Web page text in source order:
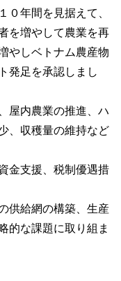
０年間を見据えて、
を増やして農業を再
やしベトナム農産物
発足を承認しまし
屋内農業の推進、ハ
、収穫量の維持など
金支援、税制優遇措
供給網の構築、生産
的な課題に取り組ま